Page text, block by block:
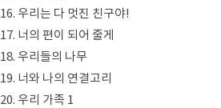
16. 우리는 다 멋진 친구야!
17. 너의 편이 되어 줄게
18. 우리들의 나무
19. 너와 나의 연결고리
20. 우리 가족 1